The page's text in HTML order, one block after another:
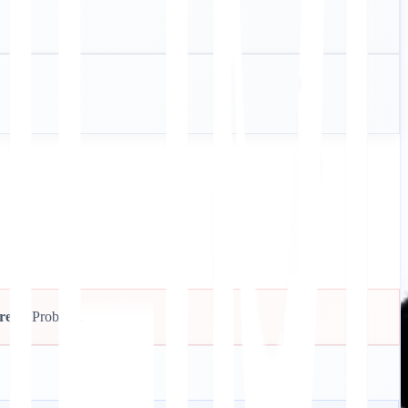
Problem.